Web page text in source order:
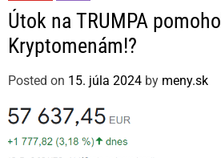
a
t
e
o
r
e
Útok na TRUMPA pomohol
Kryptomenám!?
Posted on 15. júla 2024 by meny.sk